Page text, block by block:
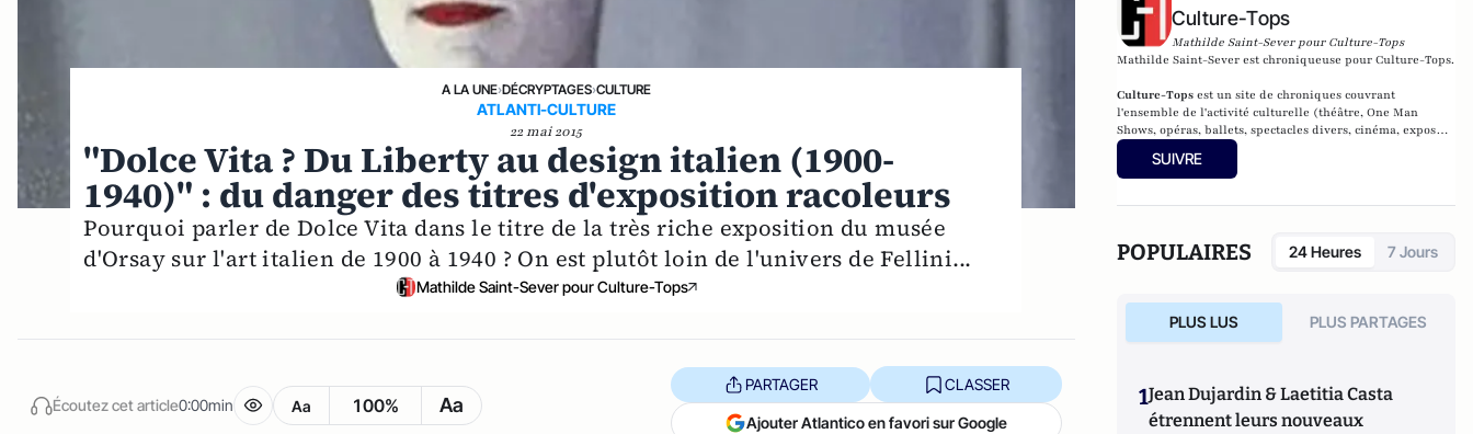
A LA UNE›DÉCRYPTAGES›CULTURE
ATLANTI-CULTURE
22 mai 2015
"Dolce Vita ? Du Liberty au design italien (1900-
1940)" : du danger des titres d'exposition racoleurs
Pourquoi parler de Dolce Vita dans le titre de la très riche exposition du musée
d'Orsay sur l'art italien de 1900 à 1940 ? On est plutôt loin de l'univers de Fellini...
Mathilde Saint-Sever pour Culture-Tops
Écoutez cet article0:00min Aa 100% Aa
PARTAGER CLASSER
Ajouter Atlantico en favori sur Google
Culture-Tops
Mathilde Saint-Sever pour Culture-Tops
Mathilde Saint-Sever est chroniqueuse pour Culture-Tops.
Culture-Tops est un site de chroniques couvrant
l'ensemble de l'activité culturelle (théâtre, One Man
Shows, opéras, ballets, spectacles divers, cinéma, expos,
livres, etc.).
SUIVRE
POPULAIRES 24 Heures 7 Jours
PLUS LUS PLUS PARTAGES
1Jean Dujardin & Laetitia Casta
étrennent leurs nouveaux